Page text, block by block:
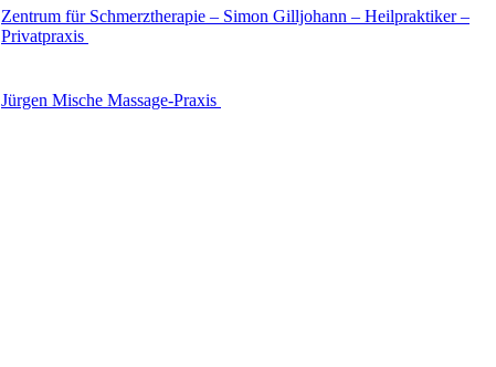
Zentrum für Schmerztherapie – Simon Gilljohann – Heilpraktiker –
Privatpraxis
Jürgen Mische Massage-Praxis